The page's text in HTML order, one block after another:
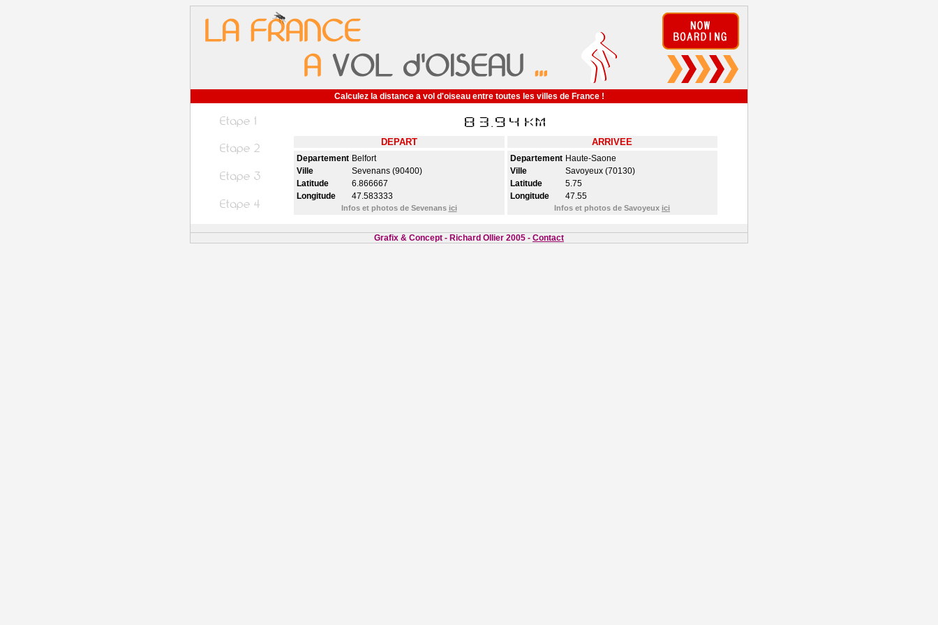
Calculez la distance a vol d'oiseau entre toutes les villes de France !
DEPART ARRIVEE
Departement Belfort
Ville
Sevenans (90400)
Latitude
6.866667
Longitude
47.583333
Infos et photos de Sevenans ici
Departement Haute-Saone
Ville
Savoyeux (70130)
Latitude
5.75
Longitude
47.55
Infos et photos de Savoyeux ici
Grafix & Concept - Richard Ollier 2005 - Contact